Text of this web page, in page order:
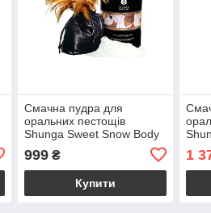
Смачна пудра для
оральних пестощів
Shunga Sweet Snow Body
Nymphs (228 гр)
999₴
Купити
1